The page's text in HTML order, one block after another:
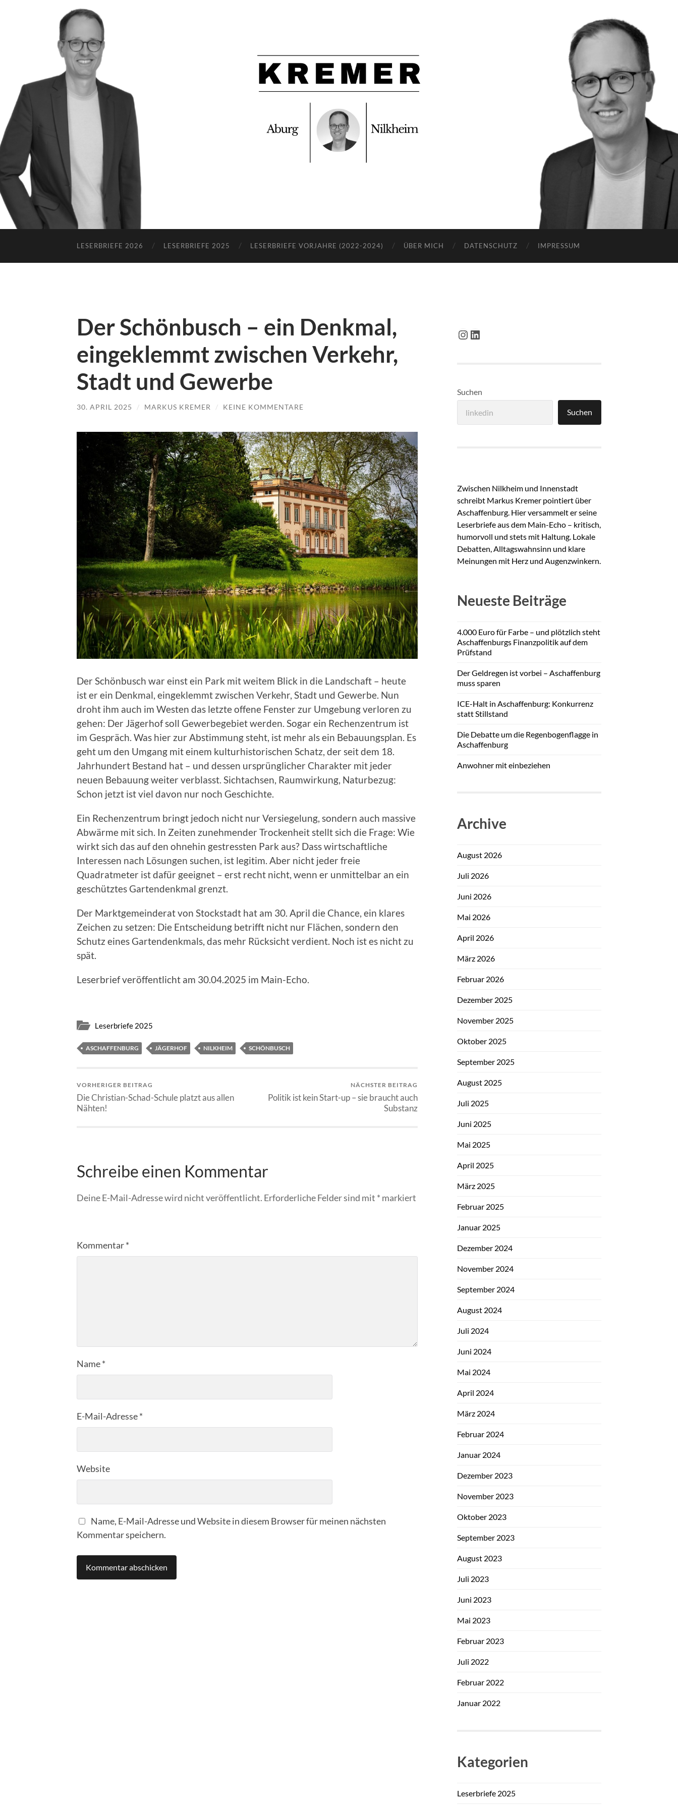
LESERBRIEFE 2026 LESERBRIEFE 2025 LESERBRIEFE VORJAHRE (2022-2024) ÜBER MICH DATENSCHUTZ IMPRESSUM
Der Schönbusch – ein Denkmal,
eingeklemmt zwischen Verkehr,
Stadt und Gewerbe
30. APRIL 2025 / MARKUS KREMER / KEINE KOMMENTARE
Der Schönbusch war einst ein Park mit weitem Blick in die Landschaft – heute
ist er ein Denkmal, eingeklemmt zwischen Verkehr, Stadt und Gewerbe. Nun
droht ihm auch im Westen das letzte offene Fenster zur Umgebung verloren zu
gehen: Der Jägerhof soll Gewerbegebiet werden. Sogar ein Rechenzentrum ist
im Gespräch. Was hier zur Abstimmung steht, ist mehr als ein Bebauungsplan. Es
geht um den Umgang mit einem kulturhistorischen Schatz, der seit dem 18.
Jahrhundert Bestand hat – und dessen ursprünglicher Charakter mit jeder
neuen Bebauung weiter verblasst. Sichtachsen, Raumwirkung, Naturbezug:
Schon jetzt ist viel davon nur noch Geschichte.
Ein Rechenzentrum bringt jedoch nicht nur Versiegelung, sondern auch massive
Abwärme mit sich. In Zeiten zunehmender Trockenheit stellt sich die Frage: Wie
wirkt sich das auf den ohnehin gestressten Park aus? Dass wirtschaftliche
Interessen nach Lösungen suchen, ist legitim. Aber nicht jeder freie
Quadratmeter ist dafür geeignet – erst recht nicht, wenn er unmittelbar an ein
geschütztes Gartendenkmal grenzt.
Der Marktgemeinderat von Stockstadt hat am 30. April die Chance, ein klares
Zeichen zu setzen: Die Entscheidung betrifft nicht nur Flächen, sondern den
Schutz eines Gartendenkmals, das mehr Rücksicht verdient. Noch ist es nicht zu
spät.
Leserbrief veröffentlicht am 30.04.2025 im Main-Echo.
Leserbriefe 2025
ASCHAFFENBURG JÄGERHOF NILKHEIM SCHÖNBUSCH
VORHERIGER BEITRAG
Die Christian-Schad-Schule platzt aus allen
Nähten!
NÄCHSTER BEITRAG
Politik ist kein Start-up – sie braucht auch
Substanz
Schreibe einen Kommentar
Deine E-Mail-Adresse wird nicht veröffentlicht. Erforderliche Felder sind mit * markiert
Kommentar*
Name*
E-Mail-Adresse*
Website
Name, E-Mail-Adresse und Website in diesem Browser für meinen nächsten
Kommentar speichern.
Instagram
LinkedIn
Suchen
Suchen
Zwischen Nilkheim und Innenstadt
schreibt Markus Kremer pointiert über
Aschaffenburg. Hier versammelt er seine
Leserbriefe aus dem Main-Echo – kritisch,
humorvoll und stets mit Haltung. Lokale
Debatten, Alltagswahnsinn und klare
Meinungen mit Herz und Augenzwinkern.
Neueste Beiträge
4.000 Euro für Farbe – und plötzlich steht
Aschaffenburgs Finanzpolitik auf dem
Prüfstand
Der Geldregen ist vorbei – Aschaffenburg
muss sparen
ICE-Halt in Aschaffenburg: Konkurrenz
statt Stillstand
Die Debatte um die Regenbogenflagge in
Aschaffenburg
Anwohner mit einbeziehen
Archive
August 2026
Juli 2026
Juni 2026
Mai 2026
April 2026
März 2026
Februar 2026
Dezember 2025
November 2025
Oktober 2025
September 2025
August 2025
Juli 2025
Juni 2025
Mai 2025
April 2025
März 2025
Februar 2025
Januar 2025
Dezember 2024
November 2024
September 2024
August 2024
Juli 2024
Juni 2024
Mai 2024
April 2024
März 2024
Februar 2024
Januar 2024
Dezember 2023
November 2023
Oktober 2023
September 2023
August 2023
Juli 2023
Juni 2023
Mai 2023
Februar 2023
Juli 2022
Februar 2022
Januar 2022
Kategorien
Leserbriefe 2025